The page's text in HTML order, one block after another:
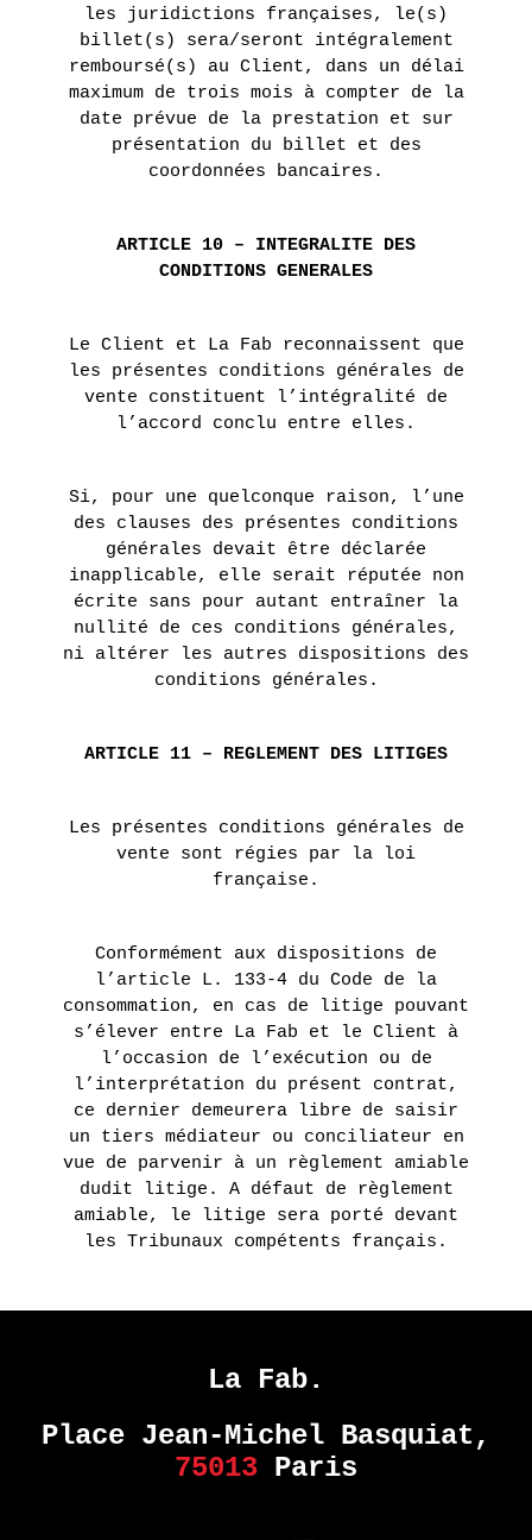
les juridictions françaises, le(s)
billet(s) sera/seront intégralement
remboursé(s) au Client, dans un délai
maximum de trois mois à compter de la
date prévue de la prestation et sur
présentation du billet et des
coordonnées bancaires.
ARTICLE 10 – INTEGRALITE DES
CONDITIONS GENERALES
Le Client et La Fab reconnaissent que
les présentes conditions générales de
vente constituent l’intégralité de
l’accord conclu entre elles.
Si, pour une quelconque raison, l’une
des clauses des présentes conditions
générales devait être déclarée
inapplicable, elle serait réputée non
écrite sans pour autant entraîner la
nullité de ces conditions générales,
ni altérer les autres dispositions des
conditions générales.
ARTICLE 11 – REGLEMENT DES LITIGES
Les présentes conditions générales de
vente sont régies par la loi
française.
Conformément aux dispositions de
l’article L. 133-4 du Code de la
consommation, en cas de litige pouvant
s’élever entre La Fab et le Client à
l’occasion de l’exécution ou de
l’interprétation du présent contrat,
ce dernier demeurera libre de saisir
un tiers médiateur ou conciliateur en
vue de parvenir à un règlement amiable
dudit litige. A défaut de règlement
amiable, le litige sera porté devant
les Tribunaux compétents français.
La Fab.
Place Jean-Michel Basquiat,
75013 Paris